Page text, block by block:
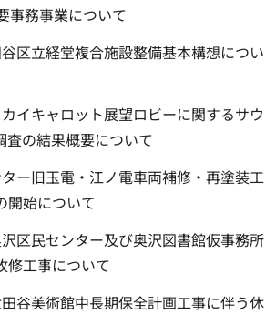
事務事業について
谷区立経堂複合施設整備基本構想につい
カイキャロット展望ロビーに関するサウ
査の結果概要について
ター旧玉電・江ノ電車両補修・再塗装工
開始について
沢区民センター及び奥沢図書館仮事務所
修工事について
田谷美術館中長期保全計画工事に伴う休